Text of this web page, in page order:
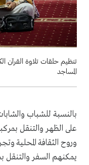
تنظيم حلقات تلاوة القرآن
المساجد
بالنسبة للشباب
على الظهر والتنقل
وروح الثقافة المحلية
يمكنهم السفر والتنقل